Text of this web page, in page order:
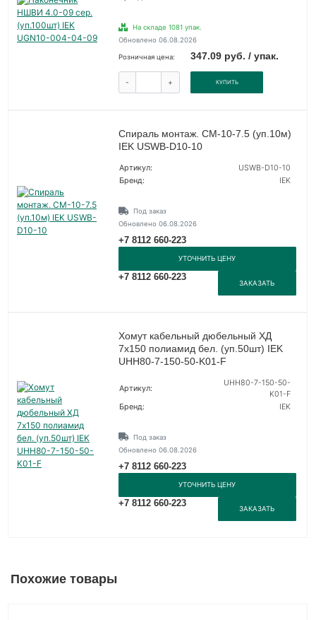
На складе 1081 упак.
Обновлено 06.08.2026
Розничная цена: 347.09 руб. / упак.
- + КУПИТЬ
Спираль монтаж. СМ-10-7.5 (уп.10м)
IEK USWB-D10-10
Артикул:
USWB-D10-10
Бренд:
IEK
Под заказ
Обновлено 06.08.2026
+7 8112 660-223
УТОЧНИТЬ ЦЕНУ
+7 8112 660-223
ЗАКАЗАТЬ
Хомут кабельный дюбельный ХД
7х150 полиамид бел. (уп.50шт) IEK
UHH80-7-150-50-K01-F
Артикул:
UHH80-7-150-50-
K01-F
Бренд:
IEK
Под заказ
Обновлено 06.08.2026
+7 8112 660-223
УТОЧНИТЬ ЦЕНУ
+7 8112 660-223
ЗАКАЗАТЬ
Похожие товары